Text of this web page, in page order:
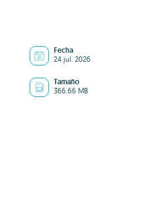
Fecha
24 jul. 2026
Tamaño
366.66 MB